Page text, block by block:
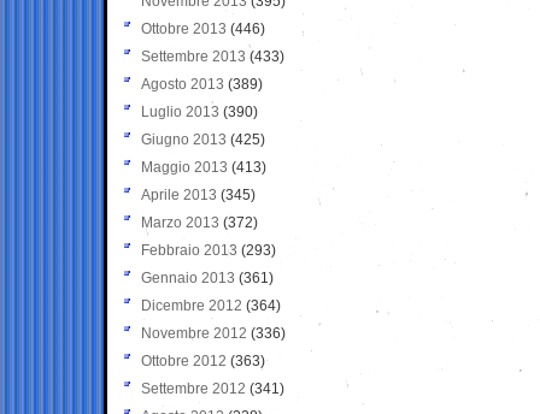
Ottobre 2013 (446)
Settembre 2013 (433)
Agosto 2013 (389)
Luglio 2013 (390)
Giugno 2013 (425)
Maggio 2013 (413)
Aprile 2013 (345)
Marzo 2013 (372)
Febbraio 2013 (293)
Gennaio 2013 (361)
Dicembre 2012 (364)
Novembre 2012 (336)
Ottobre 2012 (363)
Settembre 2012 (341)